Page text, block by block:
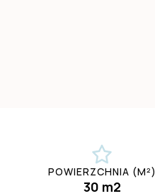
POWIERZCHNIA (M²)
30 m2